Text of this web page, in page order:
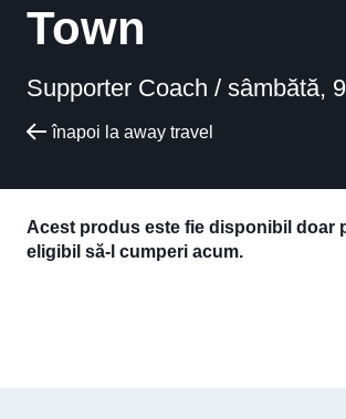
Town
Supporter Coach / sâmbătă,
înapoi la away travel
Acest produs este fie disponibil doar
eligibil să-l cumperi acum.